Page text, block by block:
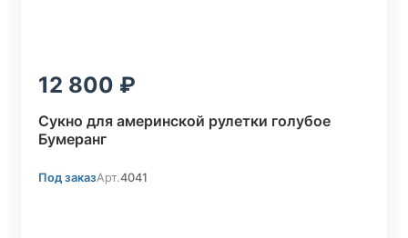
12 800
Сукно для америнской рулетки голубое
Бумеранг
Под заказАрт.4041